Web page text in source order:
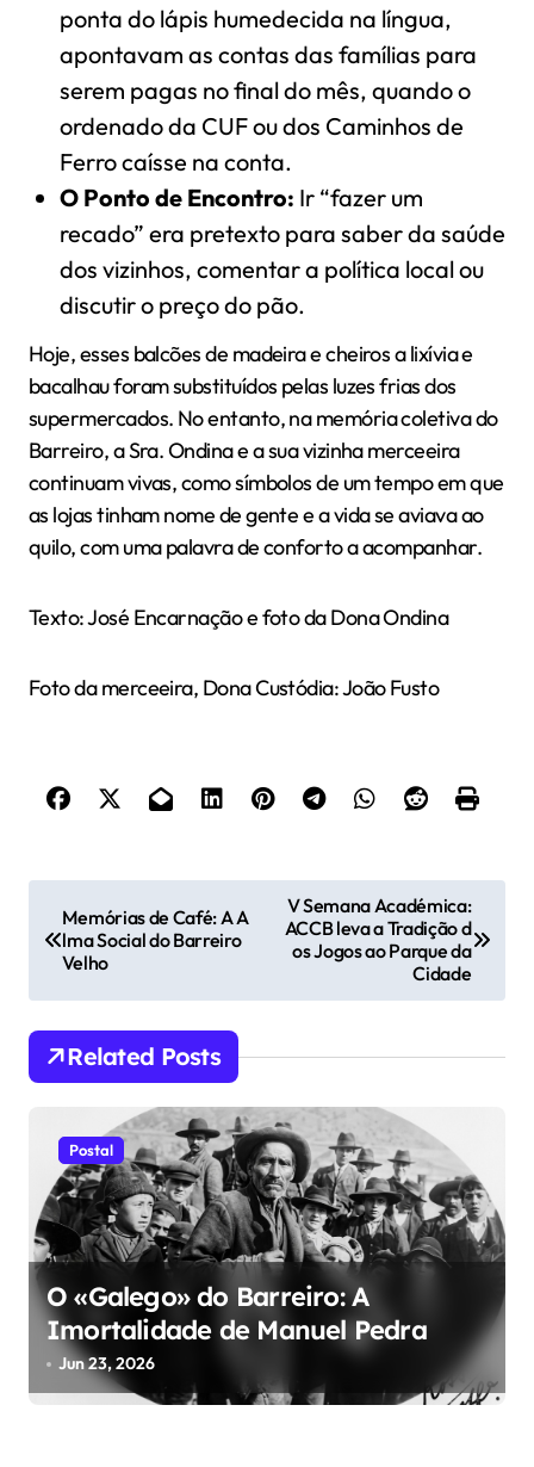
ponta do lápis humedecida na língua,
apontavam as contas das famílias para
serem pagas no final do mês, quando o
ordenado da CUF ou dos Caminhos de
Ferro caísse na conta.
O Ponto de Encontro: Ir “fazer um
recado” era pretexto para saber da saúde
dos vizinhos, comentar a política local ou
discutir o preço do pão.
Hoje, esses balcões de madeira e cheiros a lixívia e
bacalhau foram substituídos pelas luzes frias dos
supermercados. No entanto, na memória coletiva do
Barreiro, a Sra. Ondina e a sua vizinha merceeira
continuam vivas, como símbolos de um tempo em que
as lojas tinham nome de gente e a vida se aviava ao
quilo, com uma palavra de conforto a acompanhar.
Texto: José Encarnação e foto da Dona Ondina
Foto da merceeira, Dona Custódia: João Fusto
a
a
o
d
e
a
Memórias de Café: A A
lma Social do Barreiro
Velho
V Semana Académica:
ACCB leva a Tradição d
os Jogos ao Parque da
Cidade
Related Posts
Postal
O «Galego» do Barreiro: A
Imortalidade de Manuel Pedra
Jun 23, 2026